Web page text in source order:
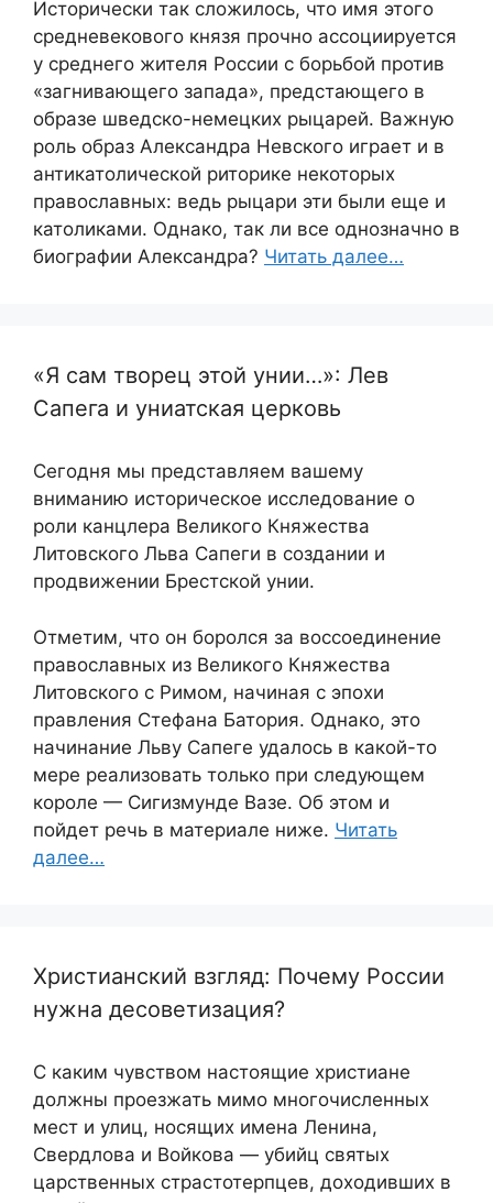
Исторически так сложилось, что имя этого
средневекового князя прочно ассоциируется
у среднего жителя России с борьбой против
«загнивающего запада», предстающего в
образе шведско-немецких рыцарей. Важную
роль образ Александра Невского играет и в
антикатолической риторике некоторых
православных: ведь рыцари эти были еще и
католиками. Однако, так ли все однозначно в
биографии Александра? Читать далее…
«Я сам творец этой унии…»: Лев
Сапега и униатская церковь
Сегодня мы представляем вашему
вниманию историческое исследование о
роли канцлера Великого Княжества
Литовского Льва Сапеги в создании и
продвижении Брестской унии.
Отметим, что он боролся за воссоединение
православных из Великого Княжества
Литовского с Римом, начиная с эпохи
правления Стефана Батория. Однако, это
начинание Льву Сапеге удалось в какой-то
мере реализовать только при следующем
короле — Сигизмунде Вазе. Об этом и
пойдет речь в материале ниже. Читать
далее…
Христианский взгляд: Почему России
нужна десоветизация?
С каким чувством настоящие христиане
должны проезжать мимо многочисленных
мест и улиц, носящих имена Ленина,
Свердлова и Войкова — убийц святых
царственных страстотерпцев, доходивших в